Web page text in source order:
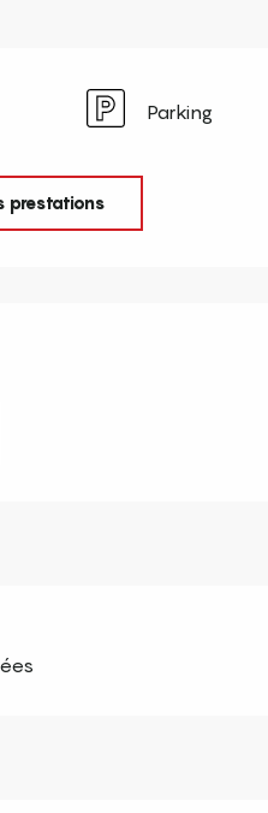
Parking
prestations